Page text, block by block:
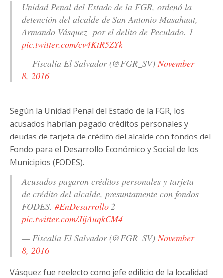
Unidad Penal del Estado de la FGR, ordenó la
detención del alcalde de San Antonio Masahuat,
Armando Vásquez por el delito de Peculado. 1
pic.twitter.com/cv4KtR5ZYk
— Fiscalía El Salvador (@FGR_SV) November
8, 2016
Según la Unidad Penal del Estado de la FGR, los
acusados habrían pagado créditos personales y
deudas de tarjeta de crédito del alcalde con fondos del
Fondo para el Desarrollo Económico y Social de los
Municipios (FODES).
Acusados pagaron créditos personales y tarjeta
de crédito del alcalde, presuntamente con fondos
FODES. #EnDesarrollo 2
pic.twitter.com/JijAuqkCM4
— Fiscalía El Salvador (@FGR_SV) November
8, 2016
Vásquez fue reelecto como jefe edilicio de la localidad